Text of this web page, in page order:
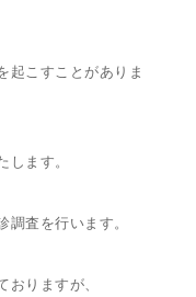
起こすことがありま
します。
調査を行います。
おりますが、